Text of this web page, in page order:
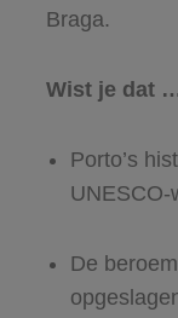
Braga.
Wist je dat
Porto’s
UNESCO-
De